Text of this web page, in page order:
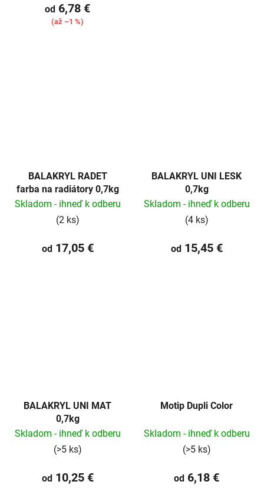
od 6,78 €
(až –1 %)
BALAKRYL RADET
farba na radiátory 0,7kg
Skladom - ihneď k odberu
(2 ks)
od17,05 €
BALAKRYL UNI LESK
0,7kg
Skladom - ihneď k odberu
(4 ks)
od15,45 €
BALAKRYL UNI MAT
0,7kg
Skladom - ihneď k odberu
(>5 ks)
od10,25 €
Motip Dupli Color
Skladom - ihneď k odberu
(>5 ks)
od 6,18 €